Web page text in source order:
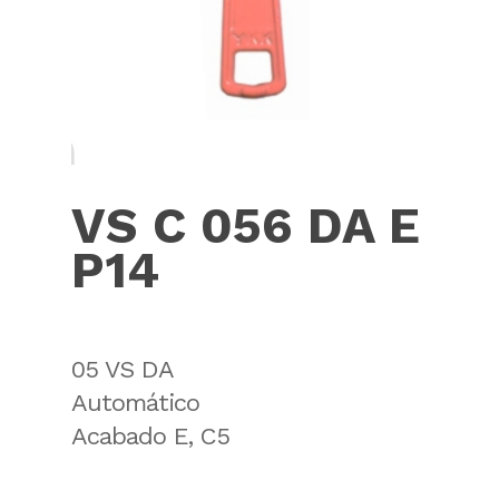
VS C 056 DA E
P14
05 VS DA
Automático
Acabado E, C5